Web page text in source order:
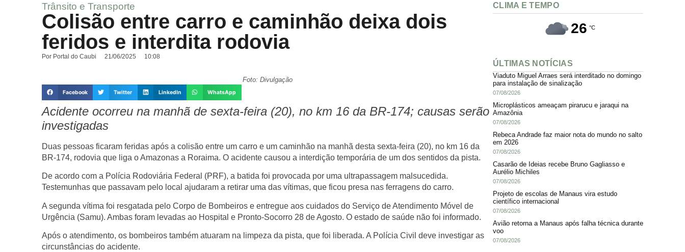
Trânsito e Transporte
Colisão entre carro e caminhão deixa dois
feridos e interdita rodovia
Por Portal do Caubi 21/06/2025 10:08
Foto: Divulgação
Facebook Twitter LinkedIn WhatsApp
Acidente ocorreu na manhã de sexta-feira (20), no km 16 da BR-174; causas serão
investigadas
Duas pessoas ficaram feridas após a colisão entre um carro e um caminhão na manhã desta sexta-feira (20), no km 16 da
BR-174, rodovia que liga o Amazonas a Roraima. O acidente causou a interdição temporária de um dos sentidos da pista.
De acordo com a Polícia Rodoviária Federal (PRF), a batida foi provocada por uma ultrapassagem malsucedida.
Testemunhas que passavam pelo local ajudaram a retirar uma das vítimas, que ficou presa nas ferragens do carro.
A segunda vítima foi resgatada pelo Corpo de Bombeiros e entregue aos cuidados do Serviço de Atendimento Móvel de
Urgência (Samu). Ambas foram levadas ao Hospital e Pronto-Socorro 28 de Agosto. O estado de saúde não foi informado.
Após o atendimento, os bombeiros também atuaram na limpeza da pista, que foi liberada. A Polícia Civil deve investigar as
circunstâncias do acidente.
CLIMA E TEMPO
26 °C
ÚLTIMAS NOTÍCIAS
Viaduto Miguel Arraes será interditado no domingo
para instalação de sinalização
07/08/2026
Microplásticos ameaçam pirarucu e jaraqui na
Amazônia
07/08/2026
Rebeca Andrade faz maior nota do mundo no salto
em 2026
07/08/2026
Casarão de Ideias recebe Bruno Gagliasso e
Aurélio Michiles
07/08/2026
Projeto de escolas de Manaus vira estudo
científico internacional
07/08/2026
Avião retorna a Manaus após falha técnica durante
voo
07/08/2026